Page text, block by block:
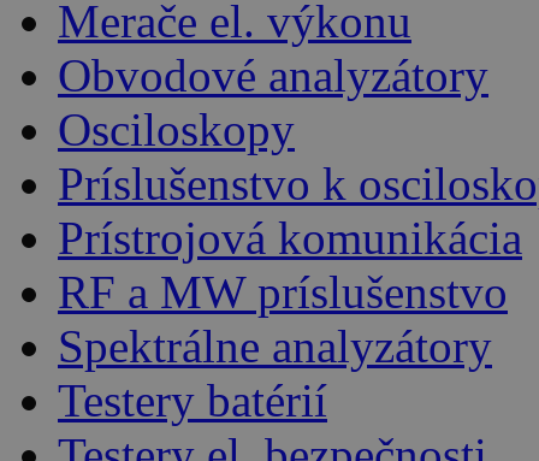
Merače el. výkonu
Obvodové analyzátory
Osciloskopy
Príslušenstvo k
Prístrojová komunikácia
RF a MW príslušenstvo
Spektrálne analyzátory
Testery batérií